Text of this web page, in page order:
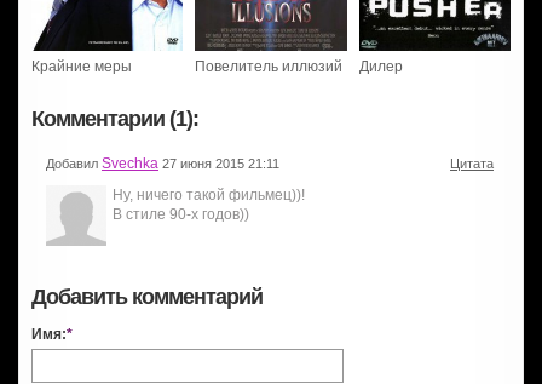
Крайние меры Повелитель иллюзий Дилер
Комментарии (1):
Добавил Svechka 27 июня 2015 21:11 Цитата
Ну, ничего такой фильмец))!
В стиле 90-х годов))
Добавить комментарий
Имя:*